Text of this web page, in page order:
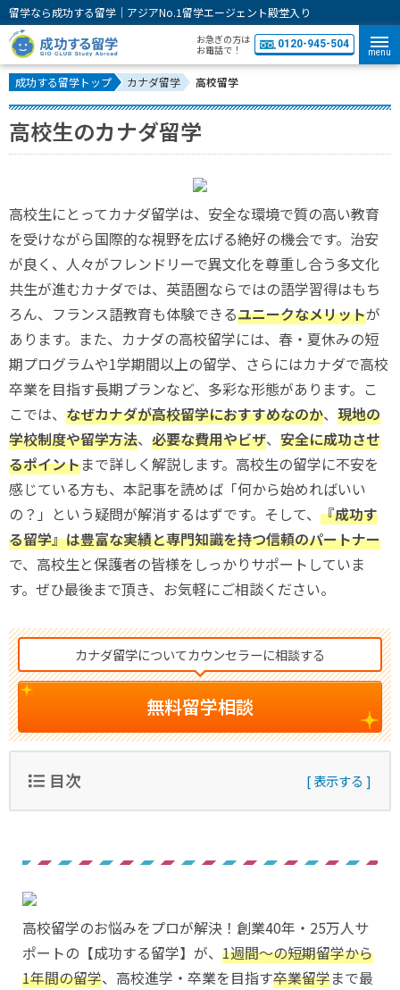
留学なら成功する留学｜アジアNo.1留学エージェント殿堂入り
お急ぎの方は
お電話で！
0120-945-504
menu
成功する留学トップ カナダ留学 高校留学
高校生のカナダ留学
高校生にとってカナダ留学は、安全な環境で質の高い教育
を受けながら国際的な視野を広げる絶好の機会です。治安
が良く、人々がフレンドリーで異文化を尊重し合う多文化
共生が進むカナダでは、英語圏ならではの語学習得はもち
ろん、フランス語教育も体験できるユニークなメリットが
あります。また、カナダの高校留学には、春・夏休みの短
期プログラムや1学期間以上の留学、さらにはカナダで高校
卒業を目指す長期プランなど、多彩な形態があります。こ
こでは、 なぜカナダが高校留学におすすめなのか、 現地の
学校制度や留学方法、 必要な費用やビザ、 安全に成功させ
るポイントまで詳しく解説します。高校生の留学に不安を
感じている方も、本記事を読めば「何から始めればいい
の？」という疑問が解消するはずです。そして、 『成功す
る留学』は豊富な実績と専門知識を持つ信頼のパートナー
で、高校生と保護者の皆様をしっかりサポートしていま
す。ぜひ最後まで頂き、お気軽にご相談ください。
カナダ留学についてカウンセラーに相談する
無料留学相談
目次
高校留学のお悩みをプロが解決！創業40年・25万人サ
ポートの【成功する留学】が、 1週間〜の短期留学から
1年間の留学、高校進学・卒業を目指す卒業留学まで最